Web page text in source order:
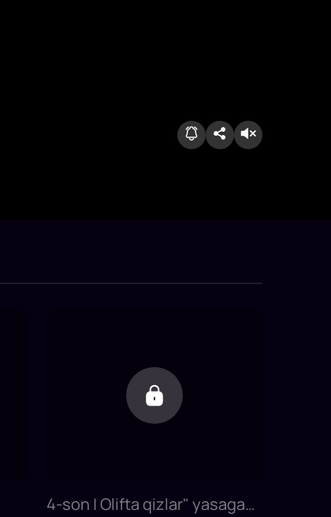
4-son | Olifta qizlar" yasagan